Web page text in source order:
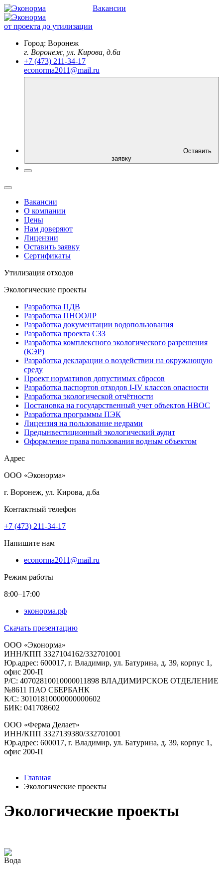
от проекта до утилизации
Вакансии
Город: Воронеж
г. Воронеж, ул. Кирова, д.6а
+7 (473) 211-34-17
econorma2011@mail.ru
заявку
Вакансии
О компании
Цены
Нам доверяют
Лицензии
Оставить заявку
Сертификаты
Утилизация отходов
Экологические проекты
Разработка ПДВ
Разработка ПНООЛР
Разработка документации водопользования
Разработка проекта СЗЗ
Разработка комплексного экологического разрешения
(КЭР)
Разработка декларации о воздействии на окружающую
среду
Проект нормативов допустимых сбросов
Разработка паспортов отходов I-IV классов опасности
Разработка экологической отчётности
Постановка на государственный учет объектов НВОС
Разработка программы ПЭК
Лицензия на пользование недрами
Предынвестиционный экологический аудит
Оформление права пользования водным объектом
Адрес
ООО «Эконорма»
г. Воронеж, ул. Кирова, д.6а
Контактный телефон
+7 (473) 211-34-17
Напишите нам
econorma2011@mail.ru
Режим работы
8:00–17:00
эконорма.рф
Скачать презентацию
ООО «Эконорма»
ИНН/КПП 3327104162/332701001
Юр.адрес: 600017, г. Владимир, ул. Батурина, д. 39, корпус 1,
офис 200-П
Р/C: 40702810010000011898 ВЛАДИМИРСКОЕ ОТДЕЛЕНИЕ
№8611 ПАО СБЕРБАНК
К/С: 30101810000000000602
БИК: 041708602
ООО «Ферма Делает»
ИНН/КПП 3327139380/332701001
Юр.адрес: 600017, г. Владимир, ул. Батурина, д. 39, корпус 1,
офис 200-П
Главная
Экологические проекты
Экологические проекты